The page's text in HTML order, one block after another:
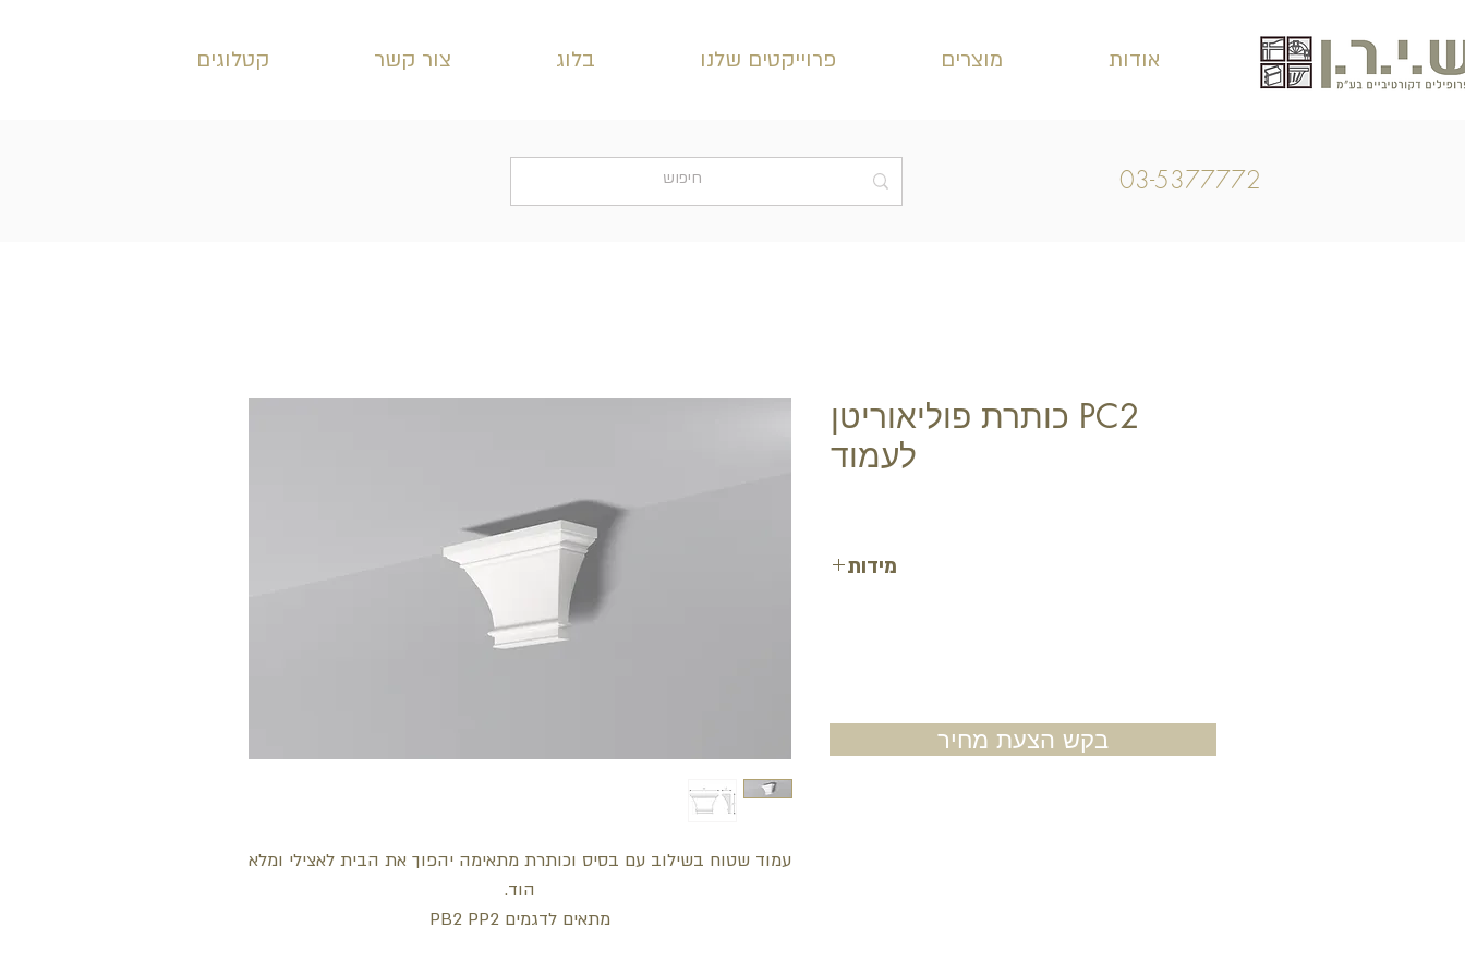
אודות מוצרים פרוייקטים שלנו בלוג צור קשר קטלוגים
03-5377772
עמוד שטוח בשילוב עם בסיס וכותרת מתאימה יהפוך את הבית לאצילי ומלא
הוד.
מתאים לדגמים PB2 PP2
PC2 כותרת פוליאוריטן
לעמוד
מידות
בקש הצעת מחיר